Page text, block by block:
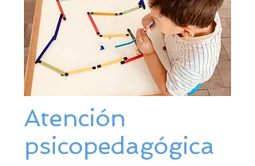
Atención
psicopedagógica